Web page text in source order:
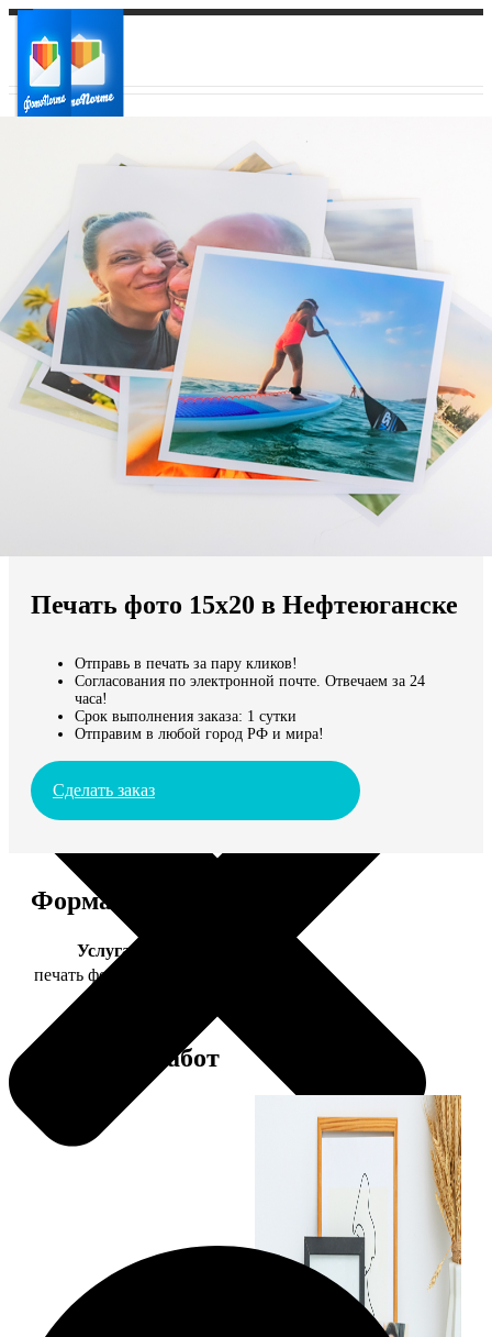
Ваш регион доставки
Выберите из списка:
Мы доставляем по всему миру
Продолжить без города
Печать фото 15х20 в Нефтеюганске
Отправь в печать за пару кликов!
Согласования по электронной почте. Отвечаем за 24
часа!
Срок выполнения заказа: 1 сутки
Отправим в любой город РФ и мира!
Сделать заказ
Форматы и цены
Услуга
печать фото 15х20
Примеры работ